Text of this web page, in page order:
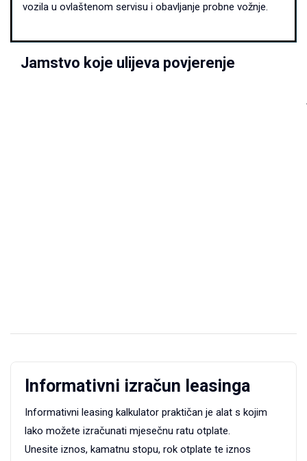
vozila u ovlaštenom servisu i obavljanje probne vožnje.
Jamstvo koje ulijeva povjerenje
Informativni izračun leasinga
Informativni leasing kalkulator praktičan je alat s kojim
lako možete izračunati mjesečnu ratu otplate.
Unesite iznos, kamatnu stopu, rok otplate te iznos